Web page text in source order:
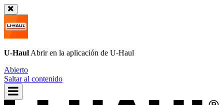
U-Haul Abrir en la aplicación de U-Haul
Abierto
Saltar al contenido